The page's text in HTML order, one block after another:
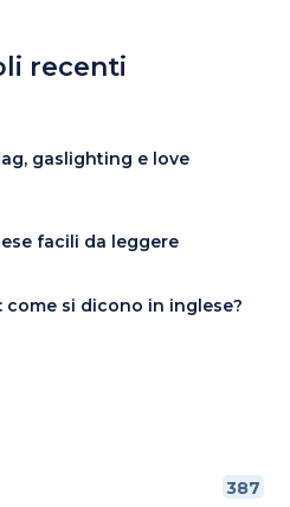
recenti
gaslighting e love
facili da leggere
come si dicono in inglese?
387